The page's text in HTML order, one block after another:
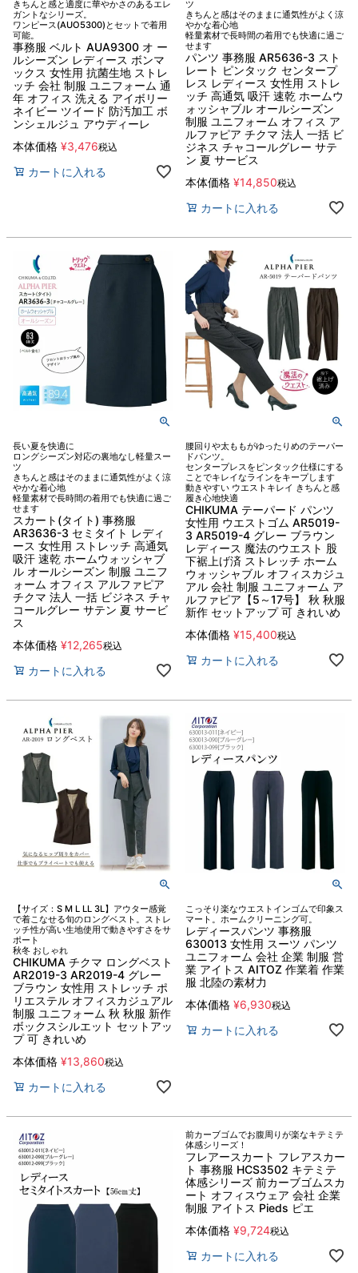
きちんと感と適度に華やかさのあるエレ
ガントなシリーズ。
ワンピース(AUO5300)とセットで着用
可能。
事務服 ベルト AUA9300 オ ー
ルシーズン レディース ボンマ
ックス 女性用 抗菌生地 ストレ
ッチ 会社 制服 ユニフォーム 通
年 オフィス 洗える アイボリー
ネイビー ツイード 防汚加工 ボ
ンシェルジュ アウディーレ
本体価格 ¥3,476税込
カートに入れる
ツ
きちんと感はそのままに通気性がよく涼
やかな着心地
軽量素材で長時間の着用でも快適に過ご
せます
パンツ 事務服 AR5636-3 スト
レート ピンタック センタープ
レス レディース 女性用 ストレ
ッチ 高通気 吸汗 速乾 ホームウ
ォッシャブル オールシーズン
制服 ユニフォーム オフィス ア
ルファピア チクマ 法人 一括 ビ
ジネス チャコールグレー サテ
ン 夏 サービス
本体価格 ¥14,850税込
カートに入れる
長い夏を快適に
ロングシーズン対応の裏地なし軽量スー
ツ
きちんと感はそのままに通気性がよく涼
やかな着心地
軽量素材で長時間の着用でも快適に過ご
せます
スカート(タイト) 事務服
AR3636-3 セミタイト レディ
ース 女性用 ストレッチ 高通気
吸汗 速乾 ホームウォッシャブ
ル オールシーズン 制服 ユニフ
ォーム オフィス アルファピア
チクマ 法人 一括 ビジネス チャ
コールグレー サテン 夏 サービ
ス
本体価格 ¥12,265税込
カートに入れる
腰回りや太ももがゆったりめのテーパー
ドパンツ。
センタープレスをピンタック仕様にする
ことでキレイなラインをキープします
動きやすい ウエストキレイ きちんと感
履き心地快適
CHIKUMA テーパード パンツ
女性用 ウエストゴム AR5019-
3 AR5019-4 グレー ブラウン
レディース 魔法のウエスト 股
下裾上げ済 ストレッチ ホーム
ウォッシャブル オフィスカジュ
アル 会社 制服 ユニフォーム ア
ルファピア【5～17号】 秋 秋服
新作 セットアップ 可 きれいめ
本体価格 ¥15,400税込
カートに入れる
【サイズ：S M L LL 3L】アウター感覚
で着こなせる旬のロングベスト。ストレ
ッチ性が高い生地使用で動きやすさをサ
ポート
秋冬 おしゃれ
CHIKUMA チクマ ロングベスト
AR2019-3 AR2019-4 グレー
ブラウン 女性用 ストレッチ ポ
リエステル オフィスカジュアル
制服 ユニフォーム 秋 秋服 新作
ボックスシルエット セットアッ
プ 可 きれいめ
本体価格 ¥13,860税込
カートに入れる
こっそり楽なウエストインゴムで印象ス
マート。ホームクリーニング可。
レディースパンツ 事務服
630013 女性用 スーツ パンツ
ユニフォーム 会社 企業 制服 営
業 アイトス AITOZ 作業着 作業
服 北陸の素材力
本体価格 ¥6,930税込
カートに入れる
前カーブゴムでお腹周りが楽なキテミテ
体感シリーズ！
フレアースカート フレアスカー
ト 事務服 HCS3502 キテミテ
体感シリーズ 前カーブゴムスカ
ート オフィスウェア 会社 企業
制服 アイトス Pieds ピエ
本体価格 ¥9,724税込
カートに入れる